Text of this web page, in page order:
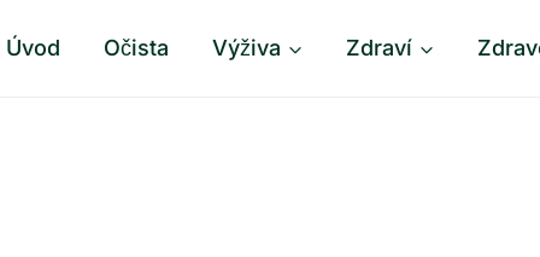
Úvod Očista Výživa Zdraví